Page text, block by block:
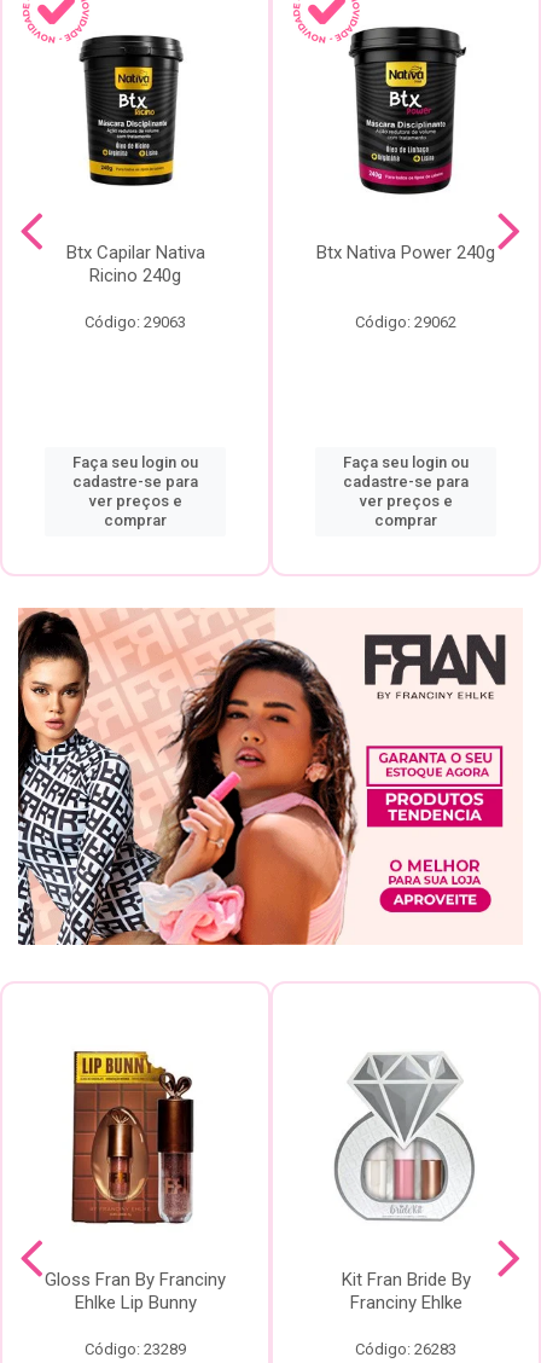
Btx Capilar Nativa
Ricino 240g
Código: 29063
Faça seu login ou
cadastre-se para
ver preços e
comprar
Btx Nativa Power 240g
Código: 29062
Faça seu login ou
cadastre-se para
ver preços e
comprar
Gloss Fran By Franciny
Ehlke Lip Bunny
Código: 23289
Kit Fran Bride By
Franciny Ehlke
Código: 26283